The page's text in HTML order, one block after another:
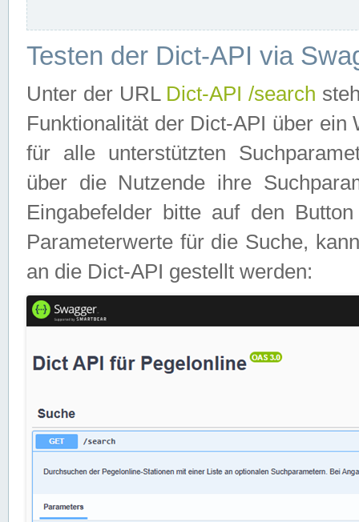
Testen der Dict-API via
Unter der URL Dict-API /search
Funktionalität der Dict-API über
für alle unterstützten
über die Nutzende ihre
Eingabefelder bitte auf den
Parameterwerte für die Suche,
an die Dict-API gestellt werden: